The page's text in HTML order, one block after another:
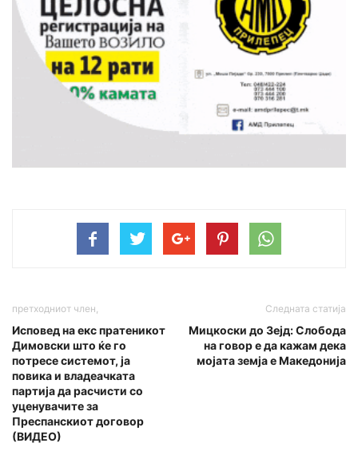
претходниот член,
Исповед на екс пратеникот
Димовски што ќе го
потресе системот, ја
повика и владеачката
партија да расчисти со
уценувачите за
Преспанскиот договор
(ВИДЕО)
Следната статија
Мицкоски до Зејд: Слобода
на говор е да кажам дека
мојата земја е Македонија